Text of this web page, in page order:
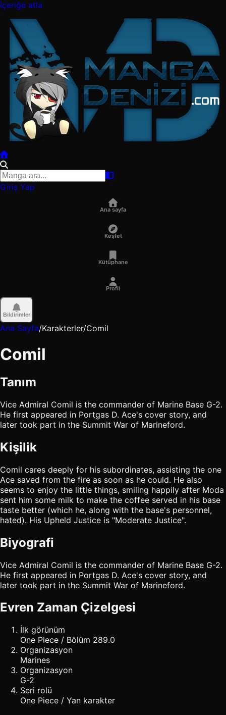
İçeriğe atla
Giriş Yap
Ana sayfa
Keşfet
Kütüphane
Profil
Bildirimler
Ana Sayfa/Karakterler/Comil
Comil
Tanım
Vice Admiral Comil is the commander of Marine Base G-2.
He first appeared in Portgas D. Ace's cover story, and
later took part in the Summit War of Marineford.
Kişilik
Comil cares deeply for his subordinates, assisting the one
Ace saved from the fire as soon as he could. He also
seems to enjoy the little things, smiling happily after Moda
sent him some milk to make the coffee served in his base
taste better (which he, along with the base's personnel,
hated). His Upheld Justice is "Moderate Justice".
Biyografi
Vice Admiral Comil is the commander of Marine Base G-2.
He first appeared in Portgas D. Ace's cover story, and
later took part in the Summit War of Marineford.
Evren Zaman Çizelgesi
İlk görünüm
One Piece / Bölüm 289.0
Organizasyon
Marines
Organizasyon
G-2
Seri rolü
One Piece / Yan karakter